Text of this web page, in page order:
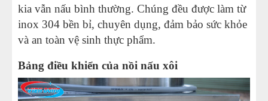
kia vẫn nấu bình thường. Chúng đều được làm từ
inox 304 bền bỉ, chuyên dụng, đảm bảo sức khỏe
và an toàn vệ sinh thực phẩm.
Bảng điều khiển của nồi nấu xôi